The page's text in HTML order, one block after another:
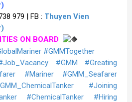
979 | FB : Thuyen Vien
ON BOARD
#GMMTogether
#GMM
#Greating
#Mariner
#GMM_Seafarer
#Joining
#ChemicalTanker
#Hiring